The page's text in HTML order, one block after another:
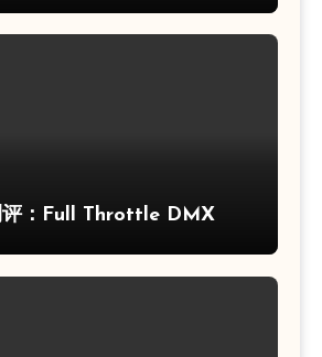
评：Full Throttle DMX